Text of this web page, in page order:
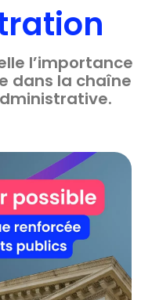
l’importance
dans la chaîne